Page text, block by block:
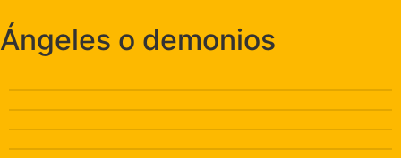
Ángeles o demonios